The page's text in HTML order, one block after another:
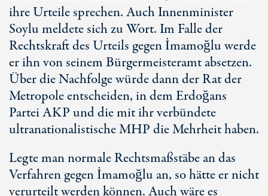
ihre Urteile sprechen. Auch Innenminister
Soylu meldete sich zu Wort. Im Falle der
Rechtskraft des Urteils gegen İmamoğlu werde
er ihn von seinem Bürgermeisteramt absetzen.
Über die Nachfolge würde dann der Rat der
Metropole entscheiden, in dem Erdoğans
Partei AKP und die mit ihr verbündete
ultranationalistische MHP die Mehrheit haben.
Legte man normale Rechtsmaßstäbe an das
Verfahren gegen İmamoğlu an, so hätte er nicht
verurteilt werden können. Auch wäre es